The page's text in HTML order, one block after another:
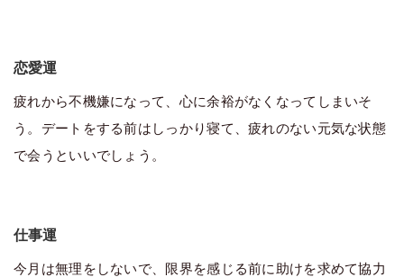
恋愛運
疲れから不機嫌になって、心に余裕がなくなってしまいそ
う。デートをする前はしっかり寝て、疲れのない元気な状態
で会うといいでしょう。
仕事運
今月は無理をしないで、限界を感じる前に助けを求めて協力